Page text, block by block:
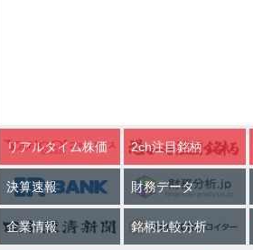
リアルタイム株価 2ch注目銘柄
決算速報 財務データ
企業情報 銘柄比較分析